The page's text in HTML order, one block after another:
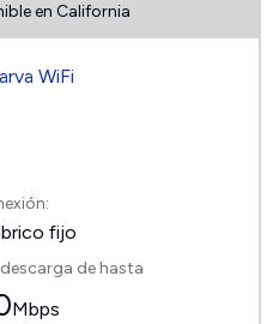
en California
fijo
de hasta
Mbps